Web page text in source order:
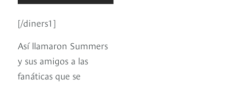
[/diners1]
Así llamaron Summers
y sus amigos a las
fanáticas que se